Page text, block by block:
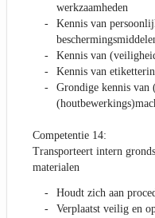
werkzaamheden
Kennis van
Kennis van
Kennis van
Grondige kennis van
Competentie 14:
Transporteert intern
materialen
Houdt zich aan
Verplaatst veilig en